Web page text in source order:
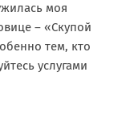
моя
– «Скупой
тем, кто
услугами